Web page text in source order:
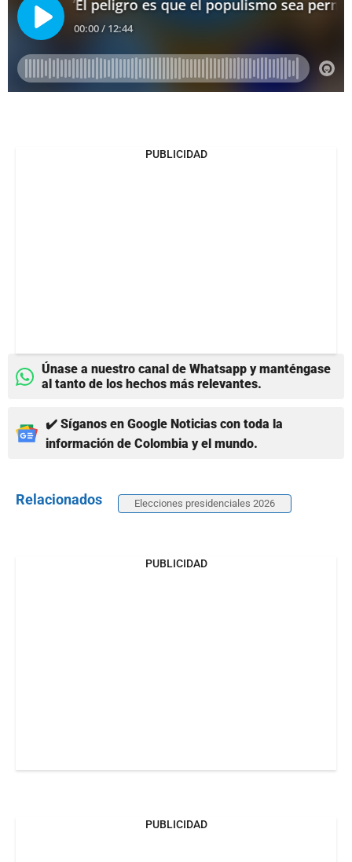
PUBLICIDAD
Únase a nuestro canal de Whatsapp y manténgase
al tanto de los hechos más relevantes.
✔️ Síganos en Google Noticias con toda la
información de Colombia y el mundo.
Relacionados Elecciones presidenciales 2026
PUBLICIDAD
PUBLICIDAD